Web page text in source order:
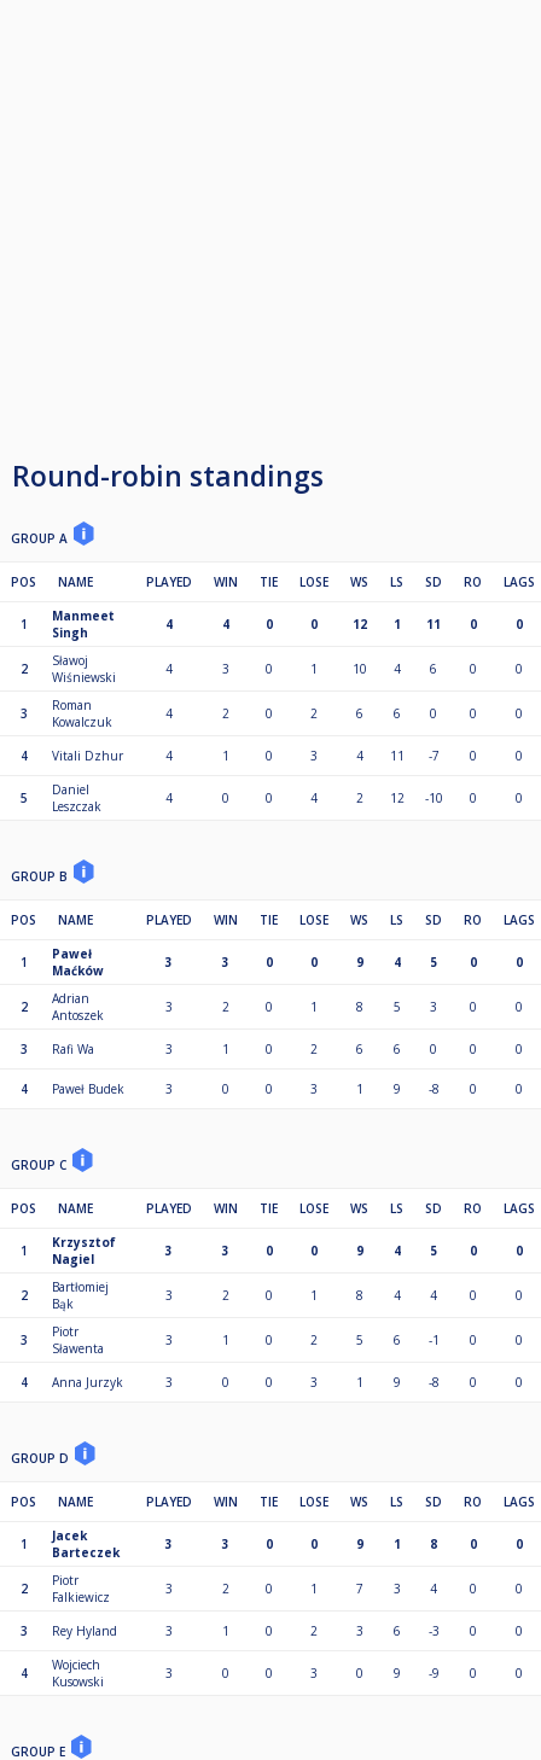
Round-robin standings
GROUP A
POS NAME PLAYED WIN TIE LOSE WS LS SD RO LAGS
1
Manmeet
Singh
4 4 0 0 12 1 11 0 0
2
Sławoj
Wiśniewski
4 3 0 1 10 4 6 0 0
3
Roman
Kowalczuk
4 2 0 2 6 6 0 0 0
4 Vitali Dzhur 4 1 0 3 4 11 -7 0 0
5
Daniel
Leszczak
4 0 0 4 2 12 -10 0 0
GROUP B
POS NAME PLAYED WIN TIE LOSE WS LS SD RO LAGS
1
Paweł
Maćków
3 3 0 0 9 4 5 0 0
2
Adrian
Antoszek
3 2 0 1 8 5 3 0 0
3 Rafi Wa 3 1 0 2 6 6 0 0 0
4 Paweł Budek 3 0 0 3 1 9 -8 0 0
GROUP C
POS NAME PLAYED WIN TIE LOSE WS LS SD RO LAGS
1
Krzysztof
Nagiel
3 3 0 0 9 4 5 0 0
2
Bartłomiej
Bąk
3 2 0 1 8 4 4 0 0
3
Piotr
Sławenta
3 1 0 2 5 6 -1 0 0
4 Anna Jurzyk 3 0 0 3 1 9 -8 0 0
GROUP D
POS NAME PLAYED WIN TIE LOSE WS LS SD RO LAGS
1
Jacek
Barteczek
3 3 0 0 9 1 8 0 0
2
Piotr
Falkiewicz
3 2 0 1 7 3 4 0 0
3 Rey Hyland 3 1 0 2 3 6 -3 0 0
4
Wojciech
Kusowski
3 0 0 3 0 9 -9 0 0
GROUP E